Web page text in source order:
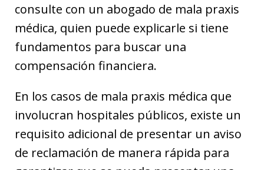
consulte con un abogado de mala praxis
médica, quien puede explicarle si tiene
fundamentos para buscar una
compensación financiera.
En los casos de mala praxis médica que
involucran hospitales públicos, existe un
requisito adicional de presentar un aviso
de reclamación de manera rápida para